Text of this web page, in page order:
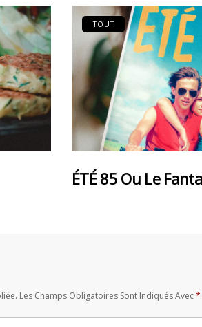
TOUT
ÉTÉ 85 Ou Le
Les Champs Obligatoires Sont Indiqués Avec*